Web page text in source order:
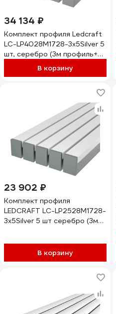
34 134 ₽
Комплект профиля Ledcraft
LC-LP4028M1728-3x5Silver 5
шт, серебро (3м профиль+3м
рассеиватель+2
заглушки+комплект
В корзину
23 902 ₽
Комплект профиля
LEDCRAFT LC-LP2528M1728-
3x5Silver 5 шт серебро (3м
заглушки+комплект
шурупов) 1616340538
В корзину